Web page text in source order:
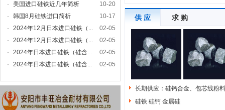
·
美国进口硅铁近几年简析
10-20
·
韩国8月硅铁进口简析
10-17
·
2024年12月日本进口硅铁（...
02-05
·
2024年12月日本进口硅铁（...
02-05
·
2024年日本进口硅铁（硅含...
02-05
·
2024年日本进口硅铁（硅含... 02-05
供 应 求 购
长期供应：硅钙合金、包芯线粉
硅铁 硅钙 金属硅